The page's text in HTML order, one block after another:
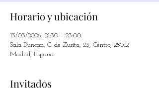
Horario y ubicación
13/03/2026, 21:30 – 23:00
Sala Duncan, C. de Zurita, 23, Centro, 28012
Madrid, España
Invitados